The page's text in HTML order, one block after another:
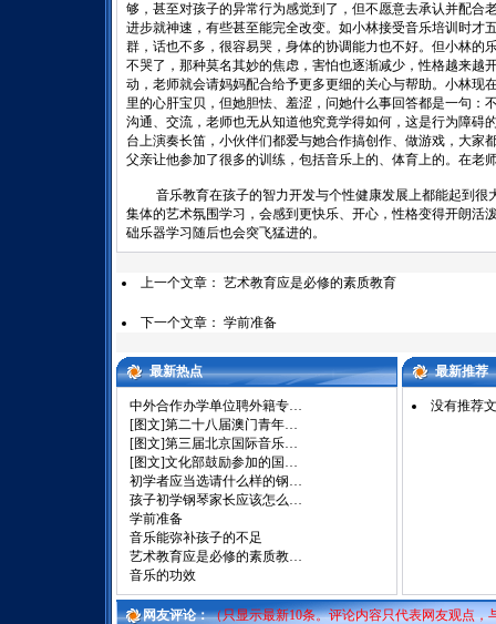
够，甚至对孩子的异常行为感觉到了，但不愿意去承认并配合
进步就神速，有些甚至能完全改变。如小林接受音乐培训时才
群，话也不多，很容易哭，身体的协调能力也不好。但小林的
不哭了，那种莫名其妙的焦虑，害怕也逐渐减少，性格越来越
动，老师就会请妈妈配合给予更多更细的关心与帮助。小林现
里的心肝宝贝，但她胆怯、羞涩，问她什么事回答都是一句
沟通、交流，老师也无从知道他究竟学得如何，这是行为障碍
台上演奏长笛，小伙伴们都爱与她合作搞创作、做游戏，大
父亲让他参加了很多的训练，包括音乐上的、体育上的。在老
音乐教育在孩子的智力开发与个性健康发展上都能起到很
集体的艺术氛围学习，会感到更快乐、开心，性格变得开朗活
础乐器学习随后也会突飞猛进的。
上一个文章： 艺术教育应是必修的素质教育
下一个文章： 学前准备
最新热点 最新推荐
中外合作办学单位聘外籍专…
[图文]第二十八届澳门青年…
[图文]第三届北京国际音乐…
[图文]文化部鼓励参加的国…
初学者应当选请什么样的钢…
孩子初学钢琴家长应该怎么…
学前准备
音乐能弥补孩子的不足
艺术教育应是必修的素质教…
音乐的功效
没有推荐
网友评论：（只显示最新10条。评论内容只代表网友观点，